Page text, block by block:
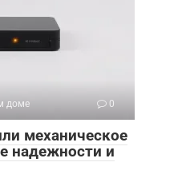
доме 0
механическое
надежности и